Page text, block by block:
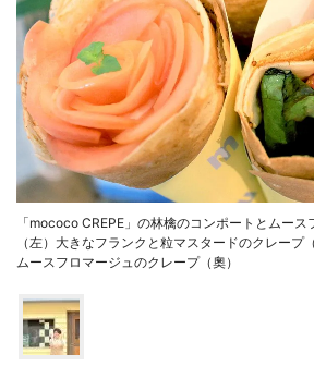
「mococo CREPE」の林檎のコンポートとムー
（左）大きなフランクと粒マスタードのクレープ
ムースフロマージュのクレープ（奧）